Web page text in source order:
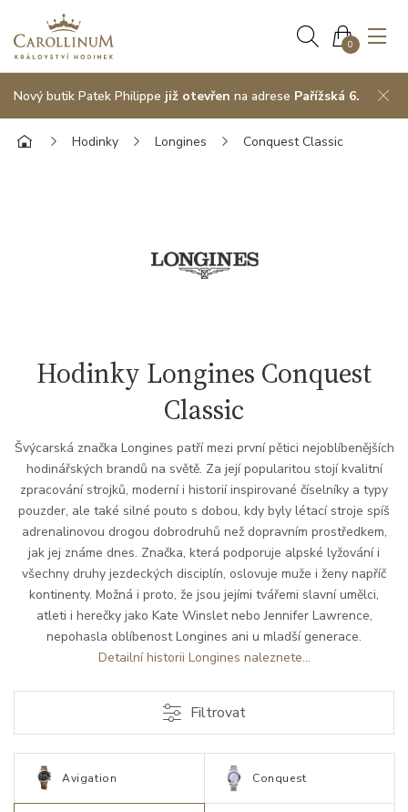
0
Nový butik Patek Philippe již otevřen na adrese Pařížská 6.
Hodinky Longines Conquest Classic
Hodinky Longines Conquest
Classic
Švýcarská značka Longines patří mezi první pětici nejoblíbenějších
hodinářských brandů na světě. Za její popularitou stojí kvalitní
zpracování strojků, moderní i historií inspirované číselníky a typy
pouzder, ale také silné pouto s dobou, kdy byly létací stroje spíš
adrenalinovou drogou dobrodruhů než dopravním prostředkem,
jak jej známe dnes. Značka, která podporuje alpské lyžování i
všechny druhy jezdeckých disciplín, oslovuje muže i ženy napříč
kontinenty. Možná i proto, že jsou jejími tvářemi slavní umělci,
atleti i herečky jako Kate Winslet nebo Jennifer Lawrence,
nepohasla oblíbenost Longines ani u mladší generace.
Detailní historii Longines naleznete...
Filtrovat
Avigation Conquest